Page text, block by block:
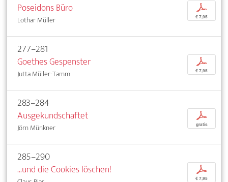
Poseidons Büro
Lothar Müller
p
€ 7,95
277–281
Goethes Gespenster
Jutta Müller-Tamm
p
€ 7,95
283–284
Ausgekundschaftet
Jörn Münkner
p
gratis
285–290
...und die Cookies löschen!
p
€ 7,95